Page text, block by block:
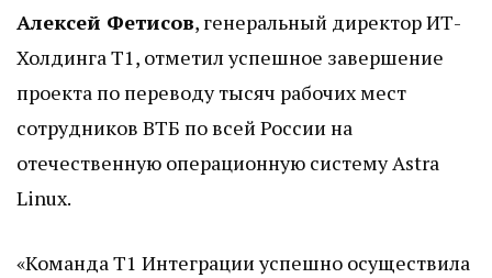
Алексей Фетисов, генеральный директор ИТ-
Холдинга Т1, отметил успешное завершение
проекта по переводу тысяч рабочих мест
сотрудников ВТБ по всей России на
отечественную операционную систему Astra
Linux.
«Команда Т1 Интеграции успешно осуществила